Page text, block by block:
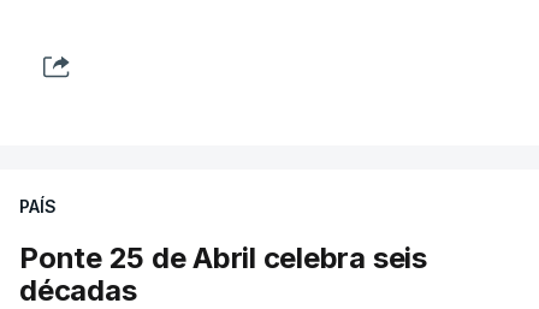
PAÍS
Ponte 25 de Abril celebra seis
décadas